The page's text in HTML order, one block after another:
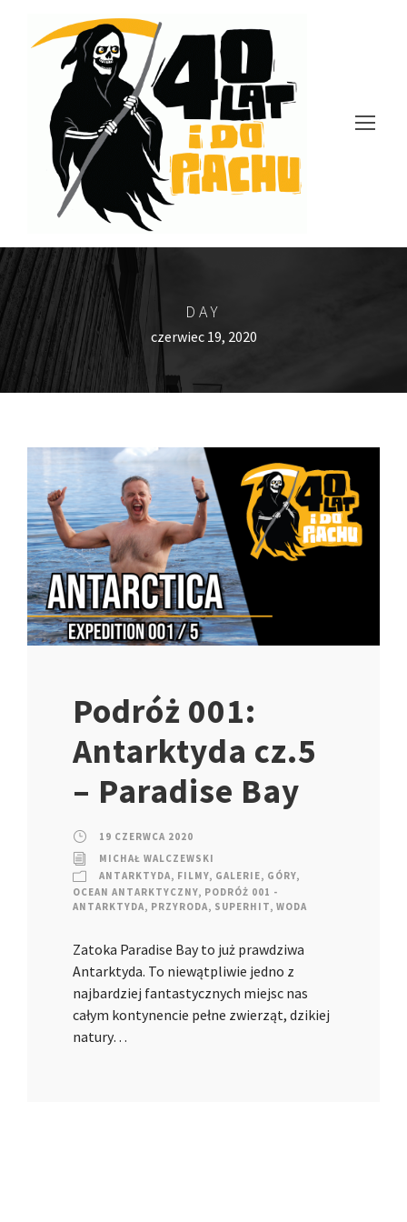
DAY
czerwiec 19, 2020
Podróż 001:
Antarktyda cz.5
– Paradise Bay
19 CZERWCA 2020
MICHAŁ WALCZEWSKI
ANTARKTYDA, FILMY, GALERIE, GÓRY,
OCEAN ANTARKTYCZNY, PODRÓŻ 001 -
ANTARKTYDA, PRZYRODA, SUPERHIT, WODA
Zatoka Paradise Bay to już prawdziwa
Antarktyda. To niewątpliwie jedno z
najbardziej fantastycznych miejsc nas
całym kontynencie pełne zwierząt, dzikiej
natury…